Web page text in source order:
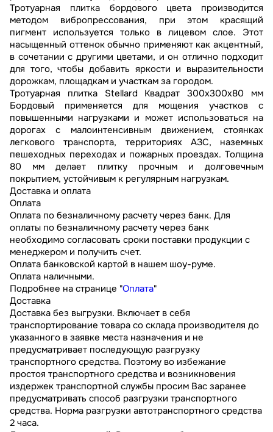
Тротуарная плитка бордового цвета производится
методом вибропрессования, при этом красящий
пигмент используется только в лицевом слое. Этот
насыщенный оттенок обычно применяют как акцентный,
в сочетании с другими цветами, и он отлично подходит
для того, чтобы добавить яркости и выразительности
дорожкам, площадкам и участкам за городом.
Тротуарная плитка Stellard Квадрат 300x300x80 мм
Бордовый применяется для мощения участков с
повышенными нагрузками и может использоваться на
дорогах с малоинтенсивным движением, стоянках
легкового транспорта, территориях АЗС, наземных
пешеходных переходах и пожарных проездах. Толщина
80 мм делает плитку прочным и долговечным
покрытием, устойчивым к регулярным нагрузкам.
Доставка и оплата
Оплата
Оплата по безналичному расчету через банк. Для
оплаты по безналичному расчету через банк
необходимо согласовать сроки поставки продукции с
менеджером и получить счет.
Оплата банковской картой в нашем шоу-руме.
Оплата наличными.
Подробнее на странице "Оплата"
Доставка
Доставка без выгрузки. Включает в себя
транспортирование товара со склада производителя до
указанного в заявке места назначения и не
предусматривает последующую разгрузку
транспортного средства. Поэтому во избежание
простоя транспортного средства и возникновения
издержек транспортной службы просим Вас заранее
предусматривать способ разгрузки транспортного
средства. Норма разгрузки автотранспортного средства
2 часа.